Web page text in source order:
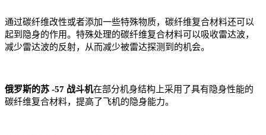
通过碳纤维改性或者添加一些特殊物质，碳纤维复合材料还可以
起到隐身的作用。特殊处理的碳纤维复合材料可以吸收雷达波，
减少雷达波的反射，从而减少被雷达探测到的机会。
俄罗斯的苏 -57 战斗机在部分机身结构上采用了具有隐身性能的
碳纤维复合材料，提高了飞机的隐身能力。